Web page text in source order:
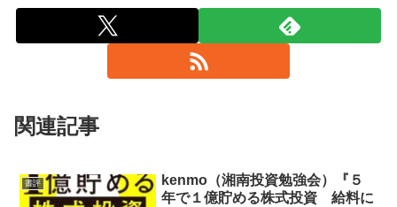
関連記事
書評
kenmo（湘南投資勉強会）『５
年で１億貯める株式投資 給料に